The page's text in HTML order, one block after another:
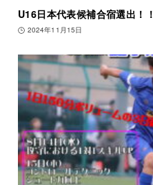
U16日本代表候補合宿選出！！
2024年11月15日